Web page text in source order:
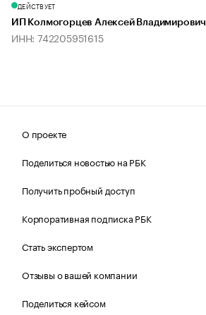
ДЕЙСТВУЕТ
ИП Колмогорцев Алексей Владимирович
ИНН: 742205951615
О проекте
Поделиться новостью на РБК
Получить пробный доступ
Корпоративная подписка РБК
Стать экспертом
Отзывы о вашей компании
Поделиться кейсом